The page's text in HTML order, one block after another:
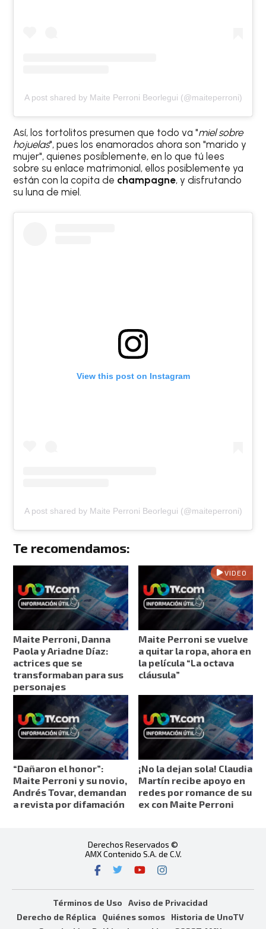
A post shared by Maite Perroni Beorlegui (@maiteperroni)
Así, los tortolitos presumen que todo va "miel sobre
hojuelas", pues los enamorados ahora son "marido y
mujer", quienes posiblemente, en lo que tú lees
sobre su enlace matrimonial, ellos posiblemente ya
están con la copita de champagne, y disfrutando
su luna de miel.
View this post on Instagram
A post shared by Maite Perroni Beorlegui (@maiteperroni)
Te recomendamos:
Maite Perroni, Danna
Paola y Ariadne Díaz:
actrices que se
transformaban para sus
personajes
VIDEO
Maite Perroni se vuelve
a quitar la ropa, ahora en
la película “La octava
cláusula”
“Dañaron el honor”:
Maite Perroni y su novio,
Andrés Tovar, demandan
a revista por difamación
¡No la dejan sola! Claudia
Martín recibe apoyo en
redes por romance de su
ex con Maite Perroni
Derechos Reservados ©
AMX Contenido S.A. de C.V.
Términos de Uso
Aviso de Privacidad
Derecho de Réplica
Quiénes somos
Historia de UnoTV